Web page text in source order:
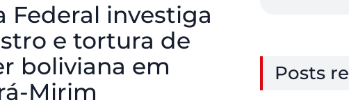
Federal investiga
e tortura de
boliviana em
Mirim
Posts